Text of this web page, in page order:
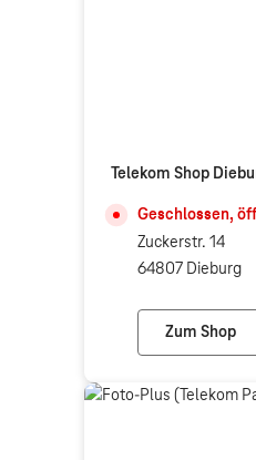
Telekom Shop
Geschlossen,
Zuckerstr. 14
64807 Dieburg
Zum Shop